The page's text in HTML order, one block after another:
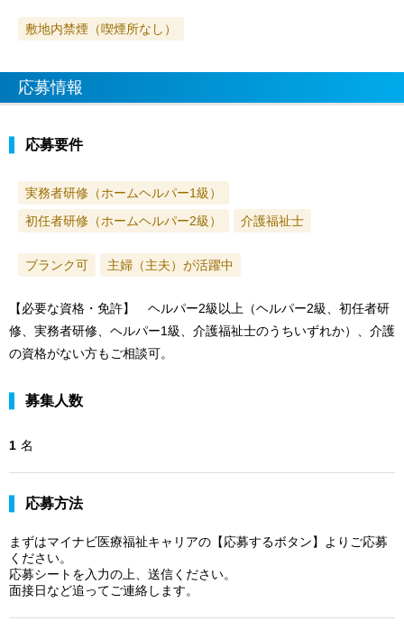
敷地内禁煙（喫煙所なし）
応募情報
応募要件
実務者研修（ホームヘルパー1級）
初任者研修（ホームヘルパー2級）
介護福祉士
ブランク可 主婦（主夫）が活躍中
【必要な資格・免許】 ヘルパー2級以上（ヘルパー2級、初任者研
修、実務者研修、ヘルパー1級、介護福祉士のうちいずれか）、介護
の資格がない方もご相談可。
募集人数
1 名
応募方法
まずはマイナビ医療福祉キャリアの【応募するボタン】よりご応募
ください。
応募シートを入力の上、送信ください。
面接日など追ってご連絡します。